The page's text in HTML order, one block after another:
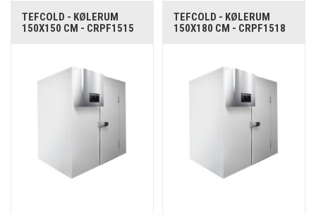
TEFCOLD - KØLERUM
150X150 CM - CRPF1515
TEFCOLD - KØLERUM
150X180 CM - CRPF1518